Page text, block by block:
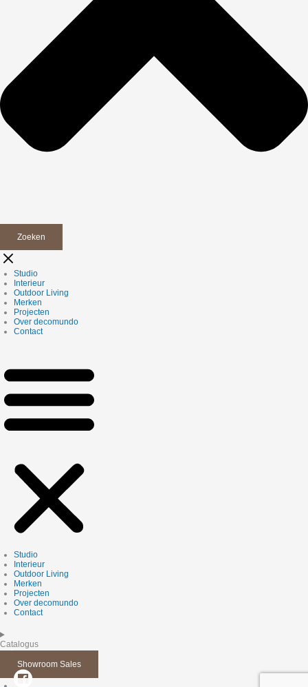
Zoeken
Studio
Interieur
Outdoor Living
Merken
Projecten
Over decomundo
Contact
Studio
Interieur
Outdoor Living
Merken
Projecten
Over decomundo
Contact
Catalogus
Showroom Sales